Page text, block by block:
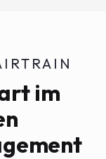
im